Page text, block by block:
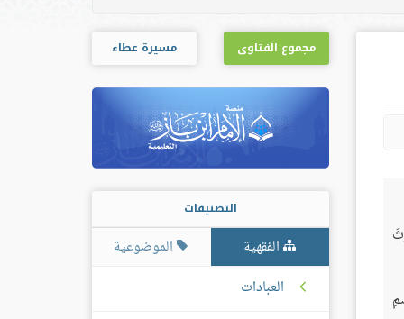
مجموع الفتاوى مسيرة عطاء
التصنيفات
الفقهية
الموضوعية
العبادات